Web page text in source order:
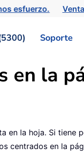
esfuerzo.
Soporte
en la
en la hoja. Si
centrados en la